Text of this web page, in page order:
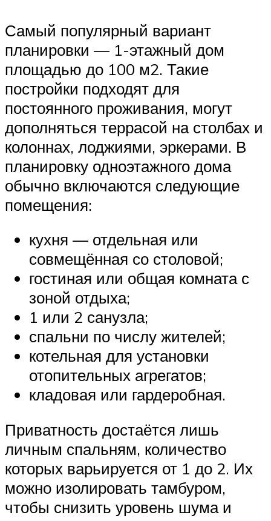
Самый популярный вариант
планировки — 1-этажный дом
площадью до 100 м2. Такие
постройки подходят для
постоянного проживания, могут
дополняться террасой на столбах и
колоннах, лоджиями, эркерами. В
планировку одноэтажного дома
обычно включаются следующие
помещения:
кухня — отдельная или
совмещённая со столовой;
гостиная или общая комната с
зоной отдыха;
1 или 2 санузла;
спальни по числу жителей;
котельная для установки
отопительных агрегатов;
кладовая или гардеробная.
Приватность достаётся лишь
личным спальням, количество
которых варьируется от 1 до 2. Их
можно изолировать тамбуром,
чтобы снизить уровень шума и